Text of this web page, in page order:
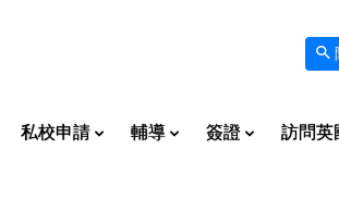
私校申請 輔導 簽證 訪問英